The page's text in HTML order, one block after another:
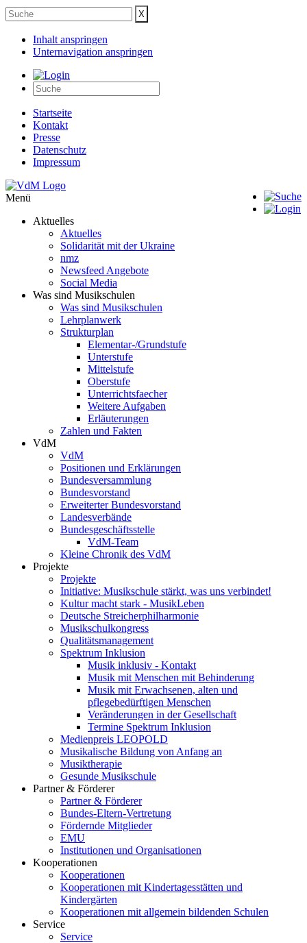
Inhalt anspringen
Unternavigation anspringen
Startseite
Kontakt
Presse
Datenschutz
Impressum
Menü
Aktuelles
Aktuelles
Solidarität mit der Ukraine
nmz
Newsfeed Angebote
Social Media
Was sind Musikschulen
Was sind Musikschulen
Lehrplanwerk
Strukturplan
Elementar-/Grundstufe
Unterstufe
Mittelstufe
Oberstufe
Unterrichtsfaecher
Weitere Aufgaben
Erläuterungen
Zahlen und Fakten
VdM
VdM
Positionen und Erklärungen
Bundesversammlung
Bundesvorstand
Erweiterter Bundesvorstand
Landesverbände
Bundesgeschäftsstelle
VdM-Team
Kleine Chronik des VdM
Projekte
Projekte
Initiative: Musikschule stärkt, was uns verbindet!
Kultur macht stark - MusikLeben
Deutsche Streicherphilharmonie
Musikschulkongress
Qualitätsmanagement
Spektrum Inklusion
Musik inklusiv - Kontakt
Musik mit Menschen mit Behinderung
Musik mit Erwachsenen, alten und
pflegebedürftigen Menschen
Veränderungen in der Gesellschaft
Termine Spektrum Inklusion
Medienpreis LEOPOLD
Musikalische Bildung von Anfang an
Musiktherapie
Gesunde Musikschule
Partner & Förderer
Partner & Förderer
Bundes-Eltern-Vertretung
Fördernde Mitglieder
EMU
Institutionen und Organisationen
Kooperationen
Kooperationen
Kooperationen mit Kindertagesstätten und
Kindergärten
Kooperationen mit allgemein bildenden Schulen
Service
Service